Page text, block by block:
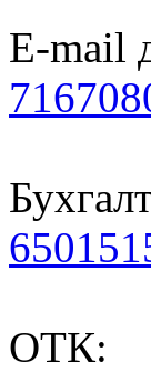
E-mail
ОТК: